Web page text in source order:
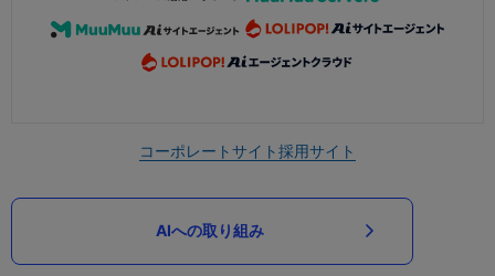
コーポレートサイト採用サイト
AIへの取り組み